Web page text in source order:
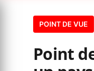
POINT DE VUE
Point